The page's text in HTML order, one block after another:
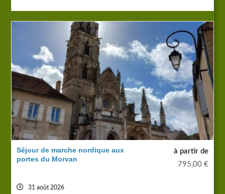
Séjour de marche nordique aux
portes du Morvan
à partir de
795,00 €
31 août 2026